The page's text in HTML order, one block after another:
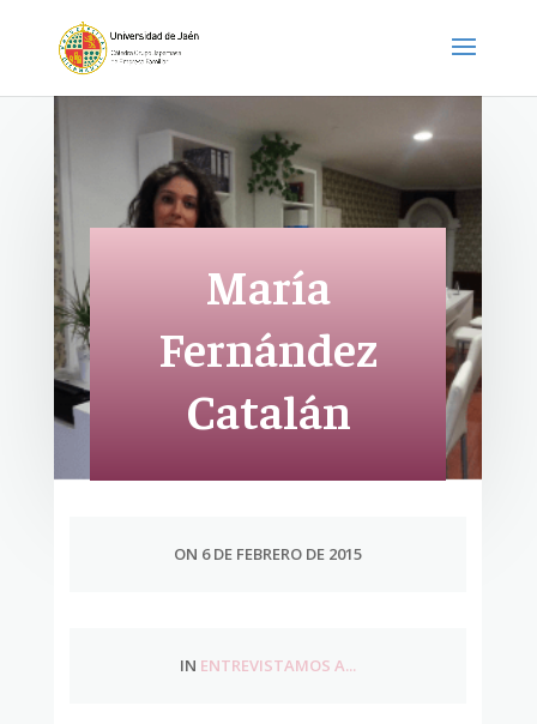
María
Fernández
Catalán
ON 6 DE FEBRERO DE 2015
IN ENTREVISTAMOS A...